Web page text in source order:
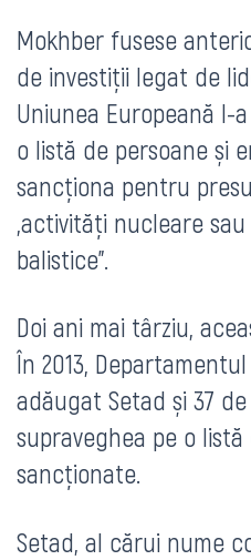
Mokhber fusese
de investiții legat de
Uniunea Europeană l-
o listă de persoane și
sancționa pentru
„activități nucleare
balistice”.
Doi ani mai târziu,
În 2013,
adăugat Setad și 37
supraveghea pe o
sancționate.
Setad, al cărui nume